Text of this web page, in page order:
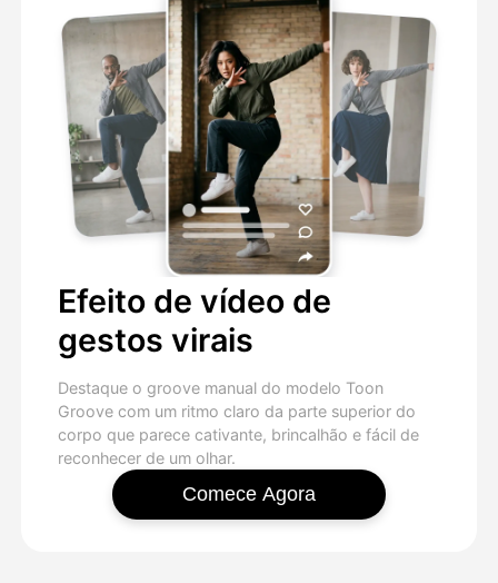
Efeito de vídeo de
gestos virais
Destaque o groove manual do modelo Toon
Groove com um ritmo claro da parte superior do
corpo que parece cativante, brincalhão e fácil de
reconhecer de um olhar.
Comece Agora